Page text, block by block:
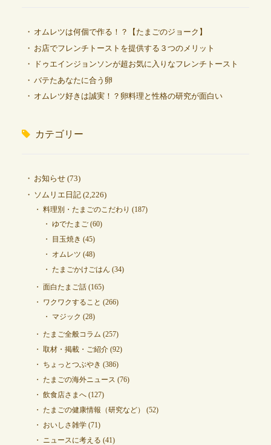
オムレツは何個で作る！？【たまごのジョーク】
お店でフレンチトーストを提供する３つのメリット
ドゥエインジョンソンが超お気に入りなフレンチトースト
バテたあなたに合う卵
オムレツ好きは誠実！？卵料理と性格の研究が面白い
カテゴリー
お知らせ(73)
ソムリエ日記(2,226)
料理別・たまごのこだわり (187)
ゆでたまご(60)
目玉焼き (45)
オムレツ (48)
たまごかけごはん (34)
面白たまご話(165)
ワクワクすること (266)
マジック (28)
たまご全般コラム (257)
取材・掲載・ご紹介(92)
ちょっとつぶやき (386)
たまごの海外ニュース (76)
飲食店さまへ(127)
たまごの健康情報（研究など）
(52)
おいしさ雑学(71)
ニュースに考える (41)